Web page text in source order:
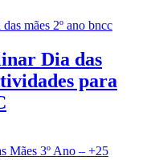
Dia das
para